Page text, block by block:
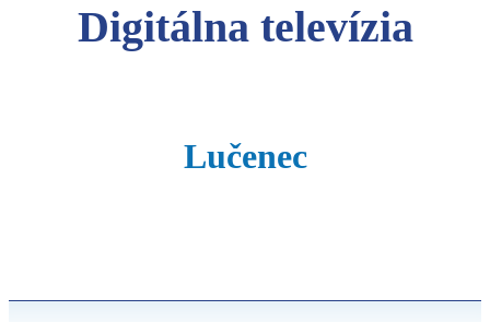
Digitálna televízia
Lučenec